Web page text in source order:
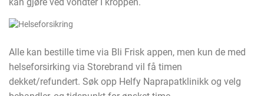
Alle kan bestille time via Bli Frisk appen, men kun de med
helseforsirking via Storebrand vil få timen
dekket/refundert. Søk opp Helfy Naprapatklinikk og velg